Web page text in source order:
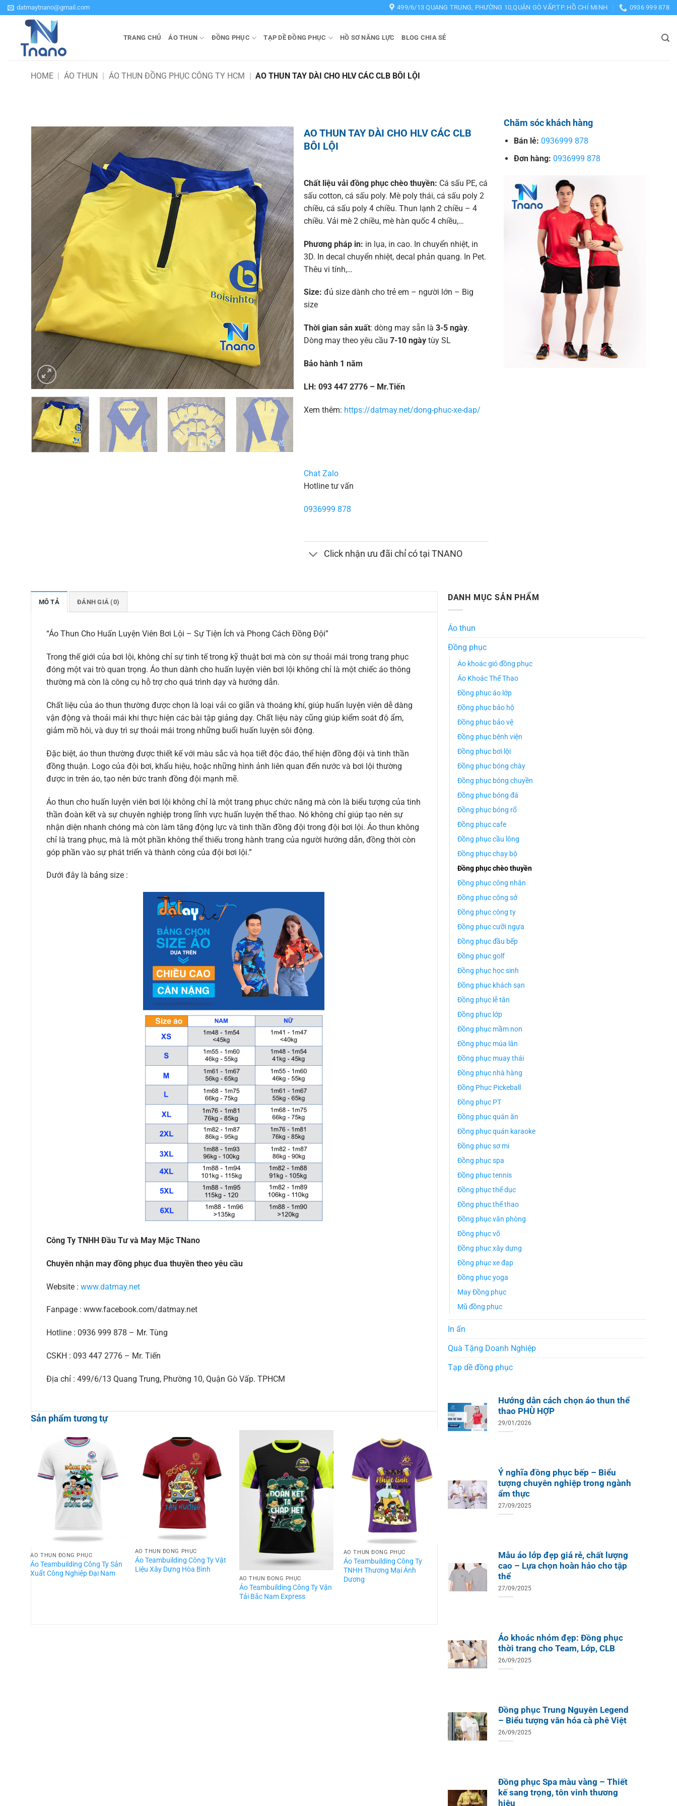
Bỏ
qua
datmaytnano@gmail.com 499/6/13 QUANG TRUNG, PHƯỜNG 10,QUẬN GÒ VẤP,TP. HỒ CHÍ MINH 0936 999 878
TRANG CHỦ ÁO THUN ĐỒNG PHỤC TẠP DỀ ĐỒNG PHỤC HỒ SƠ NĂNG LỰC BLOG CHIA SẺ
HOME | ÁO THUN | ÁO THUN ĐỒNG PHỤC CÔNG TY HCM | AO THUN TAY DÀI CHO HLV CÁC CLB BÔI LỘI
AO THUN TAY DÀI CHO HLV CÁC CLB
BÔI LỘI
Chất liệu vải đồng phục chèo thuyền: Cá sấu PE, cá
sấu cotton, cá sấu poly. Mè poly thái, cá sấu poly 2
chiều, cá sấu poly 4 chiều. Thun lạnh 2 chiều – 4
chiều. Vải mè 2 chiều, mè hàn quốc 4 chiều,…
Phương pháp in: in lụa, in cao. In chuyển nhiệt, in
3D. In decal chuyển nhiệt, decal phản quang. In Pet.
Thêu vi tính,…
Size: đủ size dành cho trẻ em – người lớn – Big
size
Thời gian sản xuất: dòng may sẵn là 3-5 ngày.
Dòng may theo yêu cầu 7-10 ngàytùy SL
Bảo hành 1 năm
LH: 093 447 2776 – Mr.Tiến
Xem thêm: https://datmay.net/dong-phuc-xe-dap/
Chat Zalo
Hotline tư vấn
0936999 878
Click nhận ưu đãi chỉ có tại TNANO
Chăm sóc khách hàng
Bán lẻ: 0936999 878
Đơn hàng: 0936999 878
MÔ TẢ ĐÁNH GIÁ (0)
“Áo Thun Cho Huấn Luyện Viên Bơi Lội – Sự Tiện Ích và Phong Cách Đồng Đội”
Trong thế giới của bơi lội, không chỉ sự tinh tế trong kỹ thuật bơi mà còn sự thoải mái trong trang phục
đóng một vai trò quan trọng. Áo thun dành cho huấn luyện viên bơi lội không chỉ là một chiếc áo thông
thường mà còn là công cụ hỗ trợ cho quá trình dạy và hướng dẫn.
Chất liệu của áo thun thường được chọn là loại vải co giãn và thoáng khí, giúp huấn luyện viên dễ dàng
vận động và thoải mái khi thực hiện các bài tập giảng dạy. Chất liệu này cũng giúp kiểm soát độ ẩm,
giảm mồ hôi, và duy trì sự thoải mái trong những buổi huấn luyện sôi động.
Đặc biệt, áo thun thường được thiết kế với màu sắc và họa tiết độc đáo, thể hiện đồng đội và tinh thần
đồng thuận. Logo của đội bơi, khẩu hiệu, hoặc những hình ảnh liên quan đến nước và bơi lội thường
được in trên áo, tạo nên bức tranh đồng đội mạnh mẽ.
Áo thun cho huấn luyện viên bơi lội không chỉ là một trang phục chức năng mà còn là biểu tượng của tinh
thần đoàn kết và sự chuyên nghiệp trong lĩnh vực huấn luyện thể thao. Nó không chỉ giúp tạo nên sự
nhận diện nhanh chóng mà còn làm tăng động lực và tinh thần đồng đội trong đội bơi lội. Áo thun không
chỉ là trang phục, mà là một phần không thể thiếu trong hành trang của người hướng dẫn, đồng thời còn
góp phần vào sự phát triển và thành công của đội bơi lội.”
Dưới đây là bảng size :
Công Ty TNHH Đầu Tư và May Mặc TNano
Chuyên nhận may đồng phục đua thuyền theo yêu cầu
Website : www.datmay.net
Fanpage : www.facebook.com/datmay.net
Hotline : 0936 999 878 – Mr. Tùng
CSKH : 093 447 2776 – Mr. Tiến
Địa chỉ : 499/6/13 Quang Trung, Phường 10, Quận Gò Vấp. TPHCM
Sản phẩm tương tự
ÁO THUN ĐỒNG PHỤC
Áo Teambuilding Công Ty Sản
Xuất Công Nghiệp Đại Nam
ÁO THUN ĐỒNG PHỤC
Áo Teambuilding Công Ty Vật
Liệu Xây Dựng Hòa Bình
ÁO THUN ĐỒNG PHỤC
Áo Teambuilding Công Ty Vận
Tải Bắc Nam Express
ÁO THUN ĐỒNG PHỤC
Áo Teambuilding Công Ty
TNHH Thương Mại Ánh
Dương
ÁO THUN ĐỒNG PHỤC
Áo Teambuilding Công Ty
Thủy Sản Biển Xanh
ÁO THUN ĐỒNG PHỤC
Áo Teambuilding Công Ty
DANH MỤC SẢN PHẨM
Áo thun
Đồng phục
Áo khoác gió đồng phục
Áo Khoác Thể Thao
Đồng phục áo lớp
Đồng phục bảo hộ
Đồng phục bảo vệ
Đồng phục bệnh viện
Đồng phục bơi lội
Đồng phục bóng chày
Đồng phục bóng chuyền
Đồng phục bóng đá
Đồng phục bóng rổ
Đồng phục cafe
Đồng phục cầu lông
Đồng phục chạy bộ
Đồng phục chèo thuyền
Đồng phục công nhân
Đồng phục công sở
Đồng phục công ty
Đồng phục cưỡi ngựa
Đồng phục đầu bếp
Đồng phục golf
Đồng phục học sinh
Đồng phục khách sạn
Đồng phục lễ tân
Đồng phục lớp
Đồng phục mầm non
Đồng phục múa lân
Đồng phục muay thái
Đồng phục nhà hàng
Đồng Phục Pickeball
Đồng phục PT
Đồng phục quán ăn
Đồng phục quán karaoke
Đồng phục sơ mi
Đồng phục spa
Đồng phục tennis
Đồng phục thể dục
Đồng phục thể thao
Đồng phục văn phòng
Đồng phục võ
Đồng phục xây dựng
Đồng phục xe đạp
Đồng phục yoga
May Đồng phục
Mũ đồng phục
In ấn
Quà Tặng Doanh Nghiệp
Tạp dề đồng phục
Hướng dẫn cách chọn áo thun thể
thao PHÙ HỢP
29/01/2026
Ý nghĩa đồng phục bếp – Biểu
tượng chuyên nghiệp trong ngành
ẩm thực
27/09/2025
Mẫu áo lớp đẹp giá rẻ, chất lượng
cao – Lựa chọn hoàn hảo cho tập
thể
27/09/2025
Áo khoác nhóm đẹp: Đồng phục
thời trang cho Team, Lớp, CLB
26/09/2025
Đồng phục Trung Nguyên Legend
– Biểu tượng văn hóa cà phê Việt
26/09/2025
Đồng phục Spa màu vàng – Thiết
kế sang trọng, tôn vinh thương
hiệu